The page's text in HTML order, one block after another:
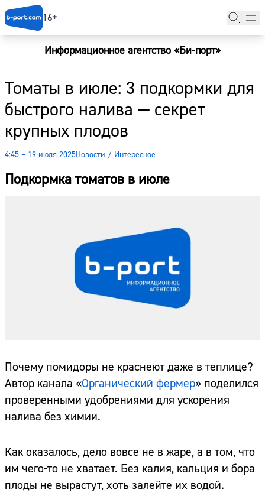
16+
Информационное агентство «Би-порт»
Томаты в июле: 3 подкормки для
быстрого налива — секрет
крупных плодов
4:45 – 19 июля 2025Новости / Интересное
Подкормка томатов в июле
Почему помидоры не краснеют даже в теплице?
Автор канала «Органический фермер» поделился
проверенными удобрениями для ускорения
налива без химии.
Как оказалось, дело вовсе не в жаре, а в том, что
им чего-то не хватает. Без калия, кальция и бора
плоды не вырастут, хоть залейте их водой.
Новости
Наши гости
Фоторепортажи
Погода